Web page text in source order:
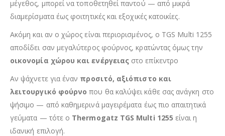
μέγεθος, μπορεί να τοποθετηθεί παντού — από μικρά
διαμερίσματα έως φοιτητικές και εξοχικές κατοικίες.
Ακόμη και αν ο χώρος είναι περιορισμένος, ο TGS Multi 1255
αποδίδει σαν μεγαλύτερος φούρνος, κρατώντας όμως την
οικονομία χώρου και ενέργειας στο επίκεντρο
Αν ψάχνετε για έναν προσιτό, αξιόπιστο και
λειτουργικό φούρνο που θα καλύψει κάθε σας ανάγκη στο
ψήσιμο — από καθημερινά μαγειρέματα έως πιο απαιτητικά
γεύματα — τότε ο Thermogatz TGS Multi 1255 είναι η
ιδανική επιλογή.